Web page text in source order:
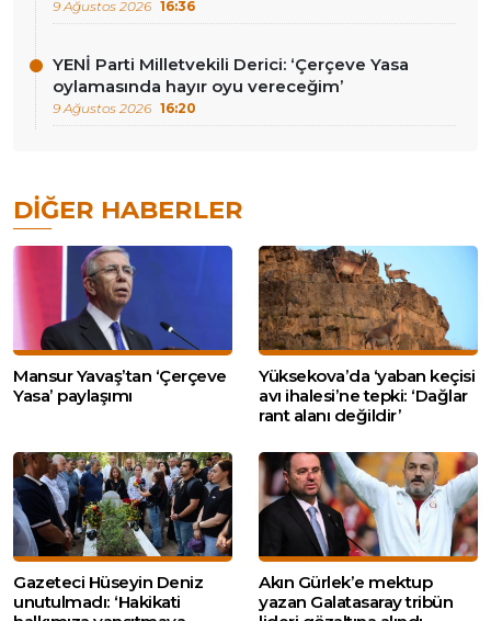
9 Ağustos 2026 16:36
YENİ Parti Milletvekili Derici: ‘Çerçeve Yasa
oylamasında hayır oyu vereceğim’
9 Ağustos 2026 16:20
DIĞER HABERLER
Mansur Yavaş’tan ‘Çerçeve
Yasa’ paylaşımı
Yüksekova’da ‘yaban keçisi
avı ihalesi’ne tepki: ‘Dağlar
rant alanı değildir’
Gazeteci Hüseyin Deniz
unutulmadı: ‘Hakikati
Akın Gürlek’e mektup
yazan Galatasaray tribün